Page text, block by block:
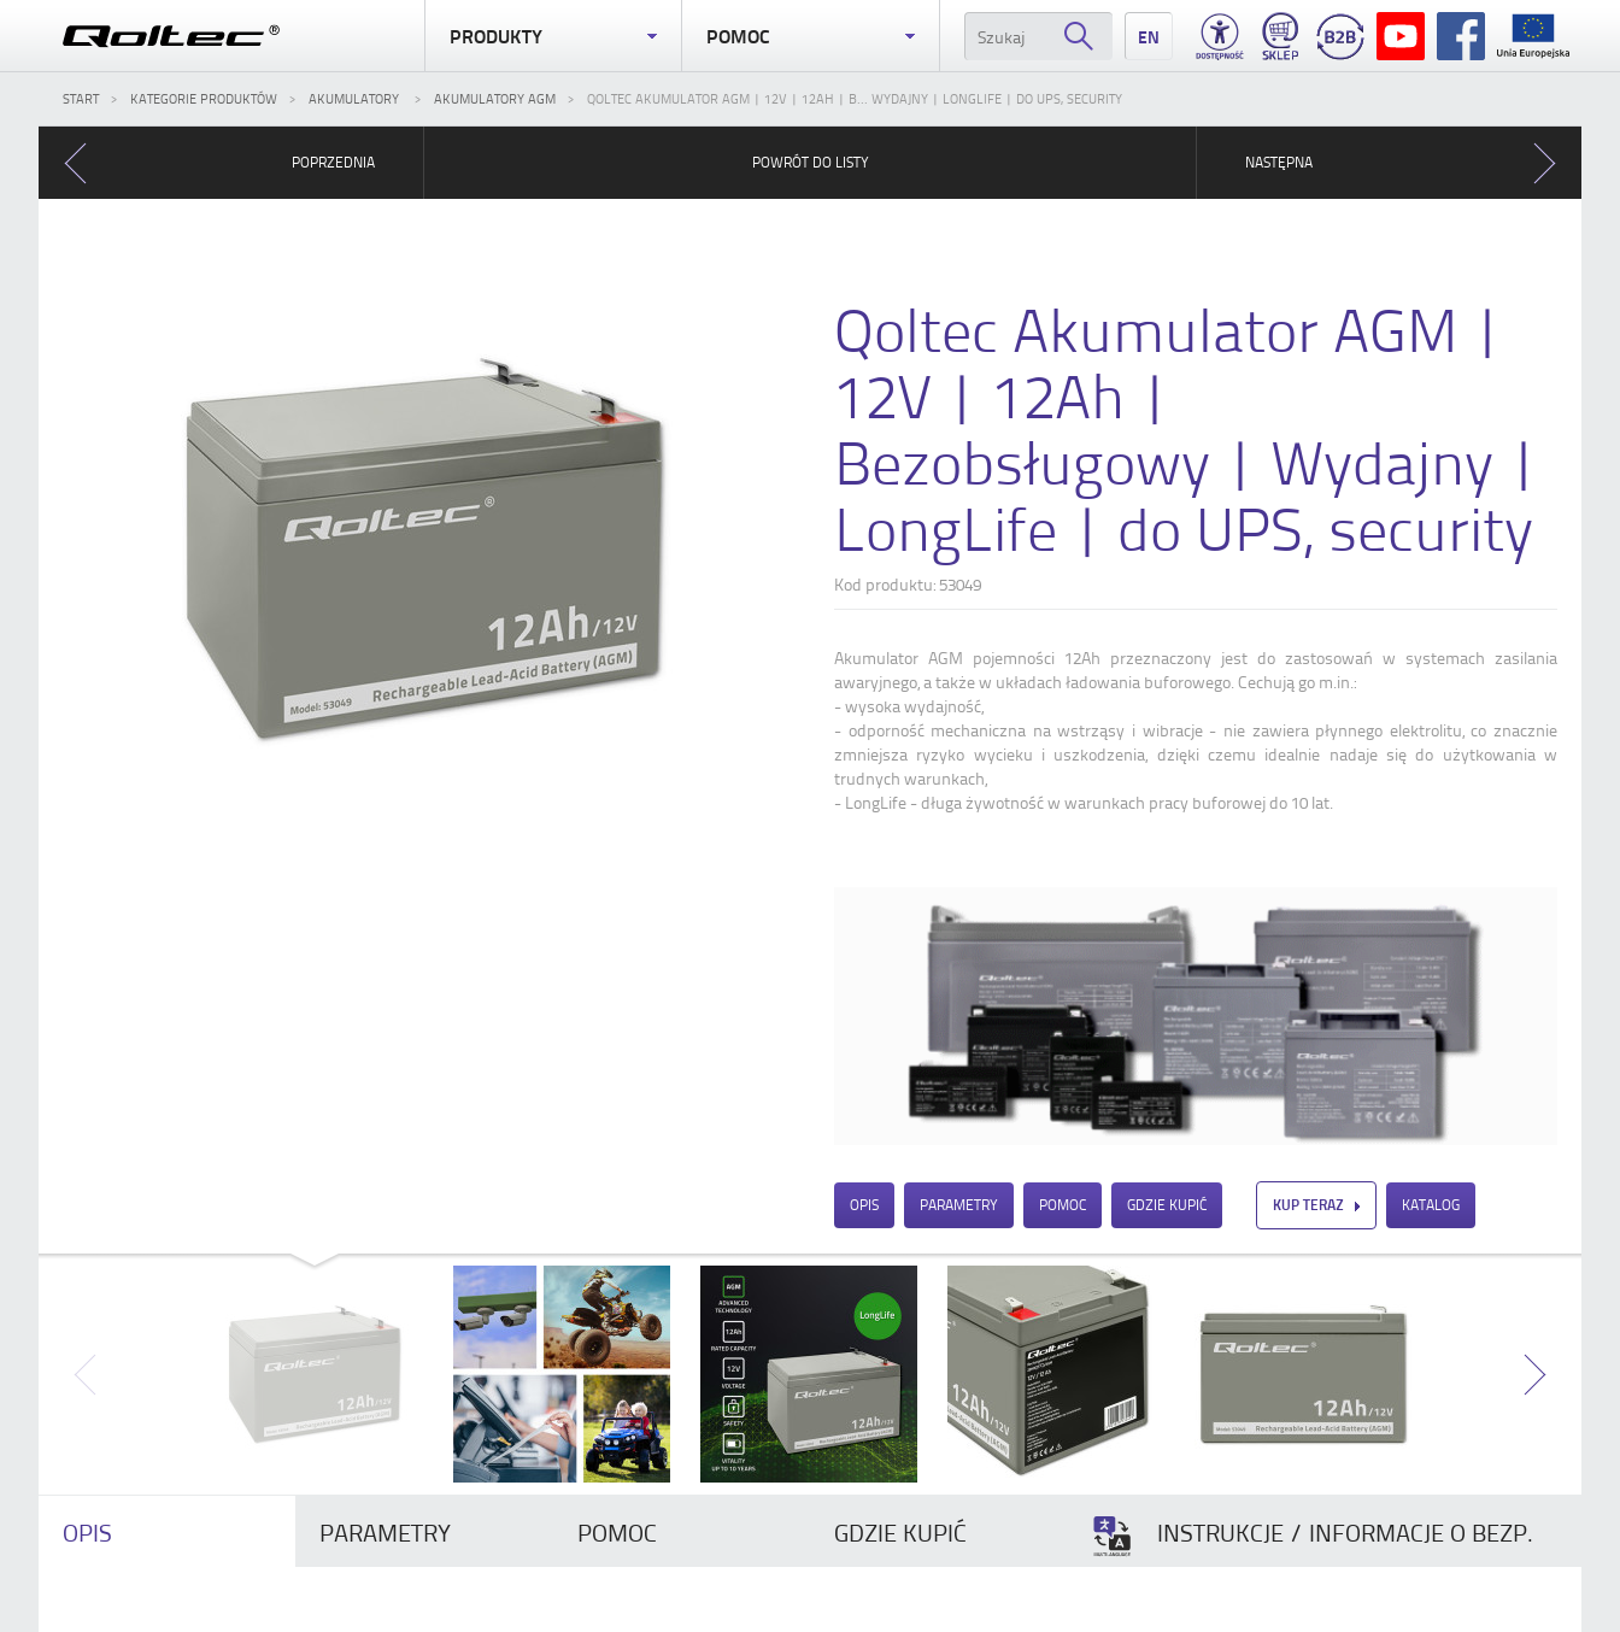
PRODUKTY POMOC EN
START KATEGORIE PRODUKTÓW AKUMULATORY AKUMULATORY AGM QOLTEC AKUMULATOR AGM | 12V | 12AH | B... WYDAJNY | LONGLIFE | DO UPS, SECURITY
POPRZEDNIA
Qoltec Akumulator AGM | 12V | 0.8Ah |
POWRÓT DO LISTY NASTĘPNA
Qoltec Akumulator AGM | 12V | 2.3Ah |
Qoltec Akumulator AGM |
12V | 12Ah |
Bezobsługowy | Wydajny |
LongLife | do UPS, security
Kod produktu: 53049
Akumulator AGM pojemności 12Ah przeznaczony jest do zastosowań w systemach zasilania
awaryjnego, a także w układach ładowania buforowego. Cechują go m.in.:
- wysoka wydajność,
- odporność mechaniczna na wstrząsy i wibracje - nie zawiera płynnego elektrolitu, co znacznie
zmniejsza ryzyko wycieku i uszkodzenia, dzięki czemu idealnie nadaje się do użytkowania w
trudnych warunkach,
- LongLife - długa żywotność w warunkach pracy buforowej do 10 lat.
OPIS PARAMETRY POMOC GDZIE KUPIĆ KUP TERAZ KATALOG
OPIS PARAMETRY POMOC GDZIE KUPIĆ INSTRUKCJE / INFORMACJE O BEZP.